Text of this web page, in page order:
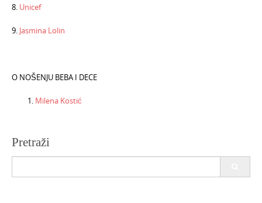
8. Unicef
9. Jasmina Lolin
O NOŠENJU BEBA I DECE
Milena Kostić
Pretraži